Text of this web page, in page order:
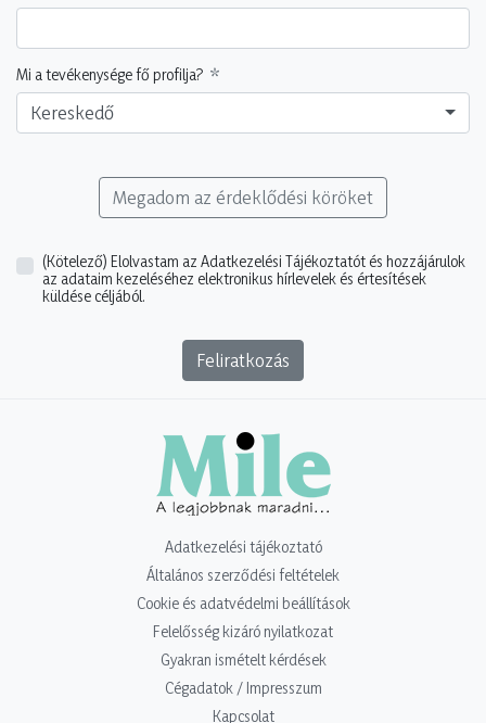
Mi a tevékenysége fő profilja?
Kereskedő
Megadom az érdeklődési köröket
(Kötelező) Elolvastam az Adatkezelési Tájékoztatót és hozzájárulok
az adataim kezeléséhez elektronikus hírlevelek és értesítések
küldése céljából.
Feliratkozás
Adatkezelési tájékoztató
Általános szerződési feltételek
Cookie és adatvédelmi beállítások
Felelősség kizáró nyilatkozat
Gyakran ismételt kérdések
Cégadatok / Impresszum
Kapcsolat